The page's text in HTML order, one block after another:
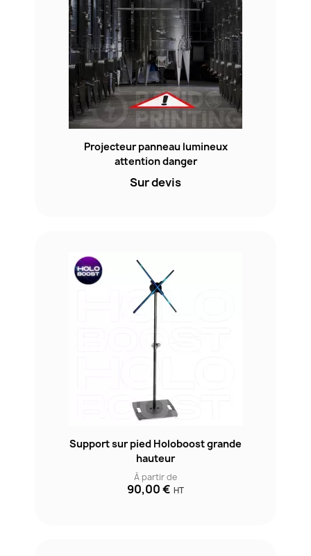
Projecteur panneau lumineux
attention danger
Sur devis
Support sur pied Holoboost grande
hauteur
À partir de
90,00 € HT